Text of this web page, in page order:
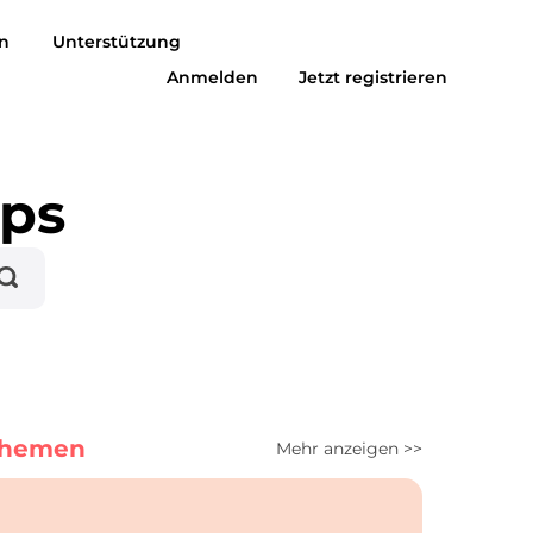
Unterstützung
Anmelden
Jetzt registrieren
Mehr anzeigen >>